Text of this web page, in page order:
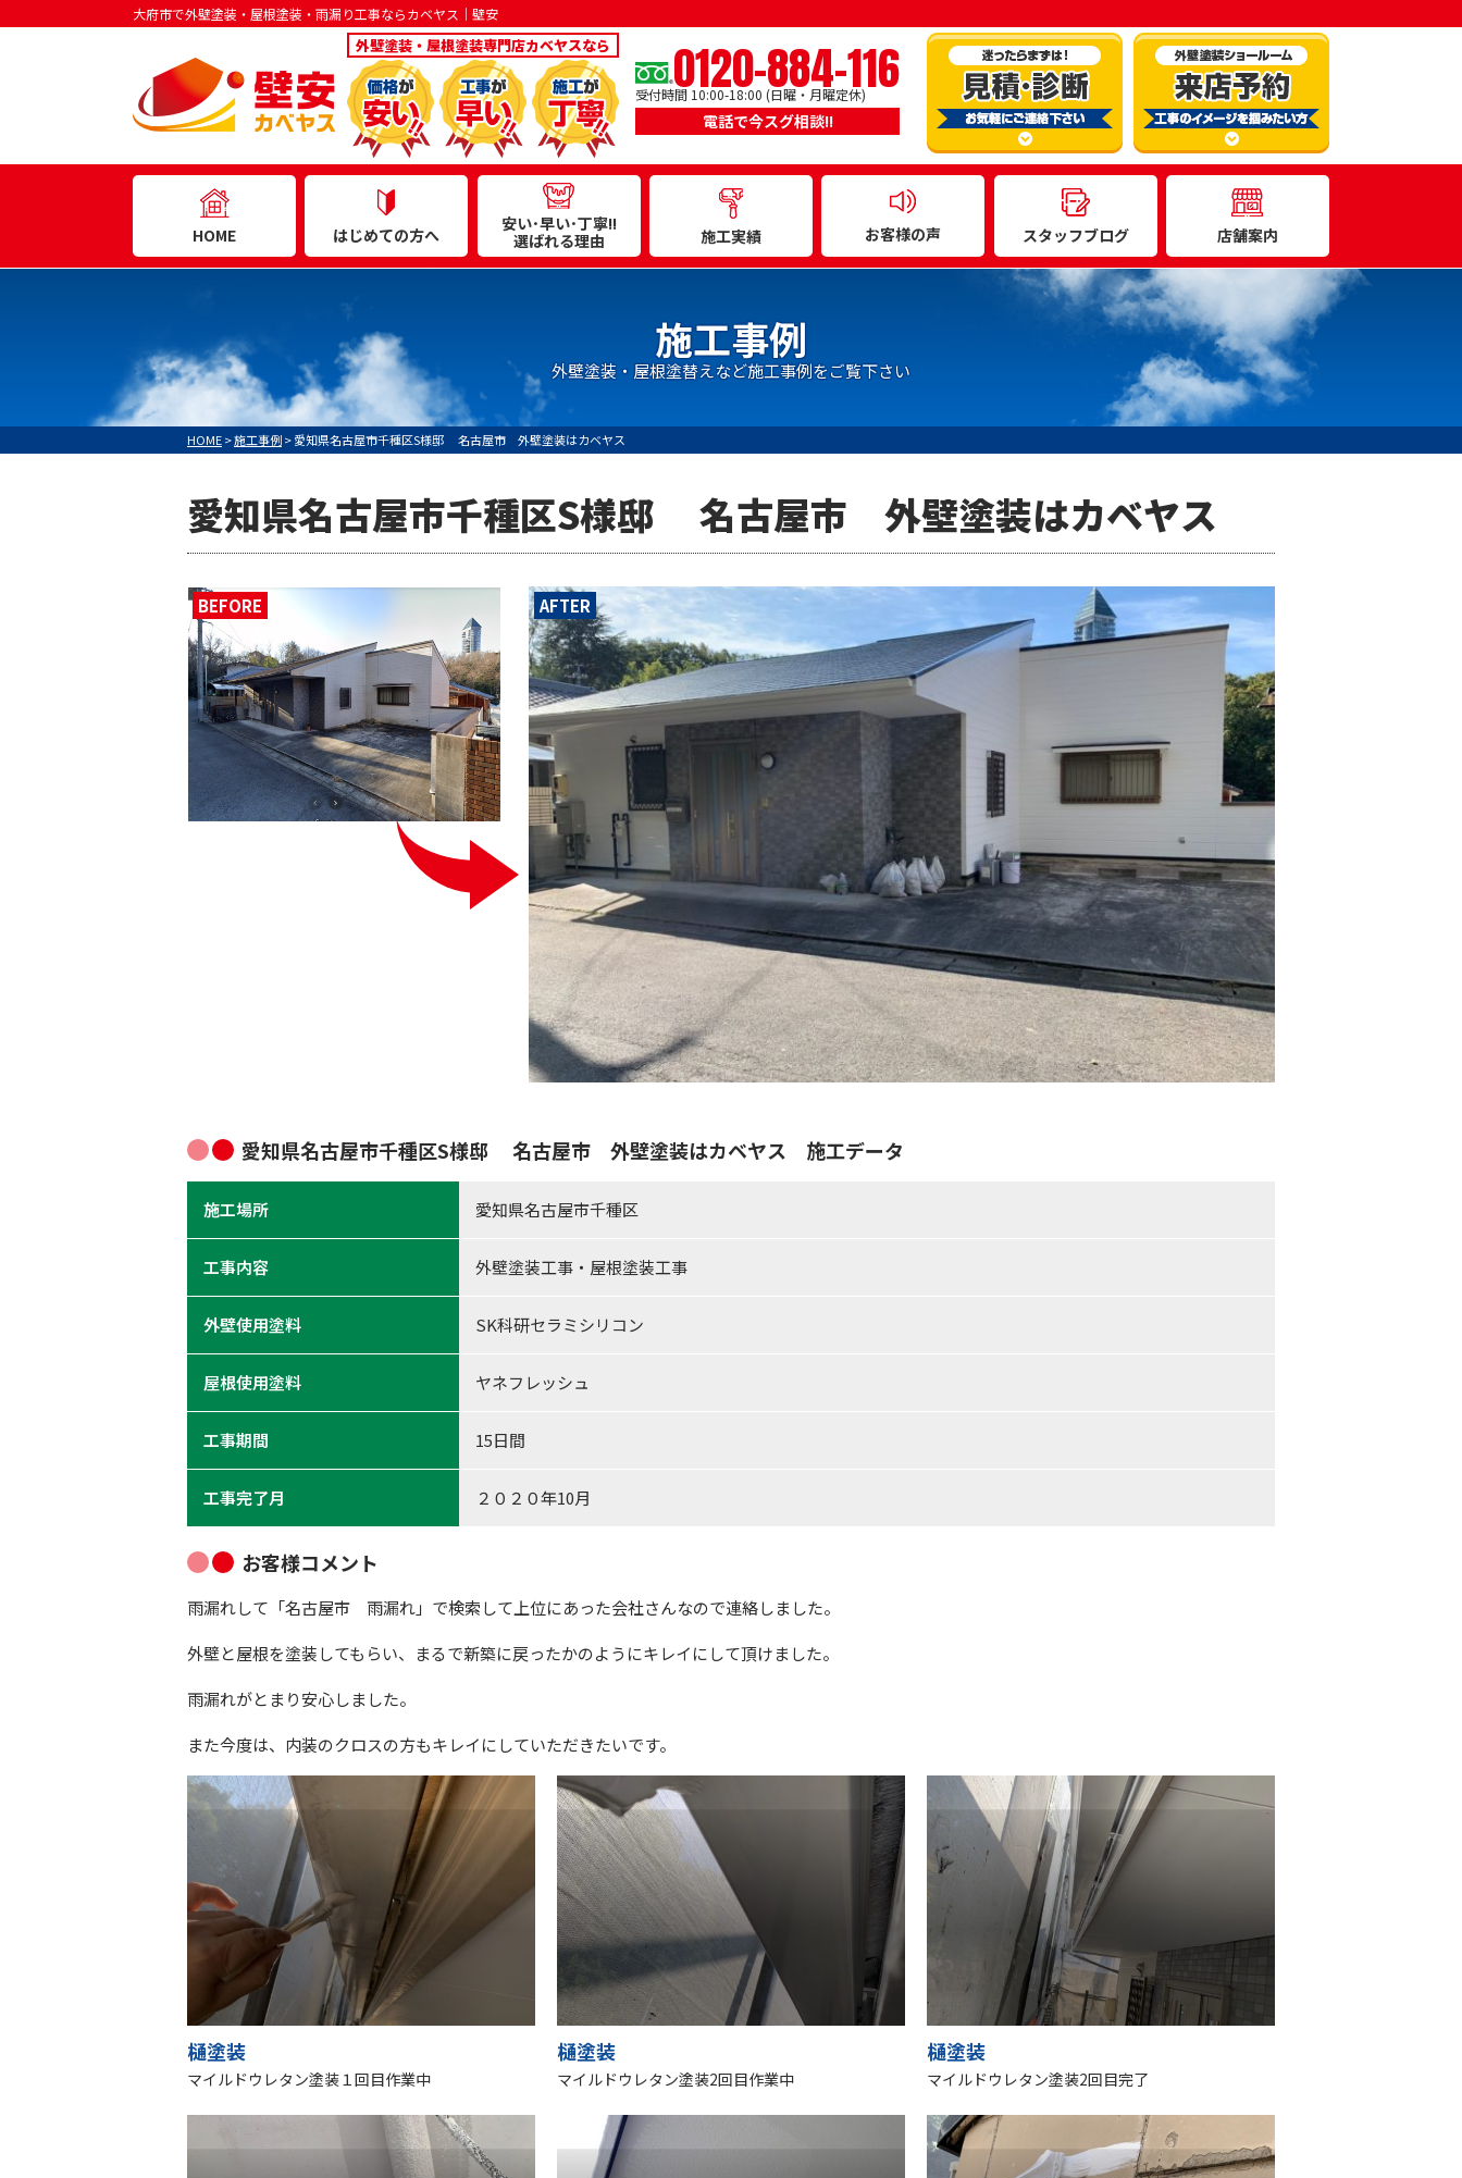
大府市で外壁塗装・屋根塗装・雨漏り工事ならカベヤス｜壁安
外壁塗装・屋根塗装専門店カベヤスなら 0120-884-116
受付時間 10:00-18:00 (日曜・月曜定休)
電話で今スグ相談!!
HOME はじめての方へ
安い･早い･丁寧!!
選ばれる理由
施工実績 お客様の声 スタッフブログ 店舗案内
施工事例
外壁塗装・屋根塗替えなど施工事例をご覧下さい
HOME>施工事例>愛知県名古屋市千種区S様邸 名古屋市 外壁塗装はカベヤス
愛知県名古屋市千種区S様邸 名古屋市 外壁塗装はカベヤス
AFTER
BEFORE
愛知県名古屋市千種区S様邸 名古屋市 外壁塗装はカベヤス 施工データ
施工場所 愛知県名古屋市千種区
工事内容 外壁塗装工事・屋根塗装工事
外壁使用塗料 SK科研セラミシリコン
屋根使用塗料 ヤネフレッシュ
工事期間 15日間
工事完了月 ２０２０年10月
お客様コメント
雨漏れして「名古屋市 雨漏れ」で検索して上位にあった会社さんなので連絡しました。
外壁と屋根を塗装してもらい、まるで新築に戻ったかのようにキレイにして頂けました。
雨漏れがとまり安心しました。
また今度は、内装のクロスの方もキレイにしていただきたいです。
樋塗装
マイルドウレタン塗装１回目作業中
樋塗装
マイルドウレタン塗装2回目作業中
樋塗装
マイルドウレタン塗装2回目完了